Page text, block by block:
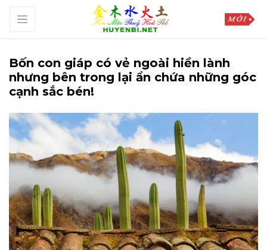
Bốn con giáp có vẻ ngoài hiền lành
nhưng bên trong lại ẩn chứa những góc
cạnh sắc bén!